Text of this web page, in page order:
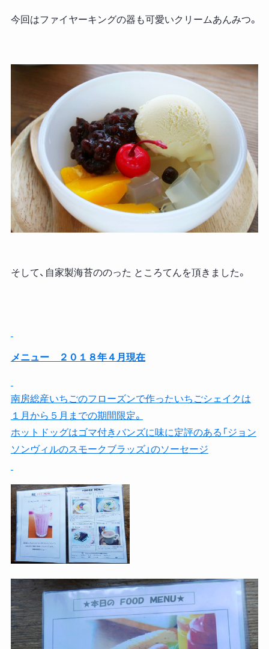
今回はファイヤーキングの器も可愛いクリームあんみつ。
そして、自家製海苔ののった ところてんを頂きました。
メニュー ２０１８年４月現在
南房総産いちごのフローズンで作ったいちごシェイクは
１月から５月までの期間限定。
ホットドッグはゴマ付きバンズに味に定評のある「ジョン
ソンヴィルのスモークブラッズ」のソーセージ